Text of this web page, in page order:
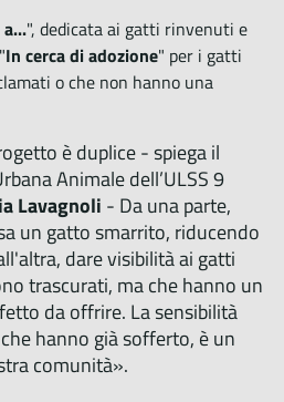
", dedicata ai gatti rinvenuti e
In cerca di adozione" per i gatti
o che non hanno una
è duplice - spiega il
Animale dell’ULSS 9
Lavagnoli - Da una parte,
un gatto smarrito, riducendo
dare visibilità ai gatti
trascurati, ma che hanno un
da offrire. La sensibilità
hanno già sofferto, è un
comunità».